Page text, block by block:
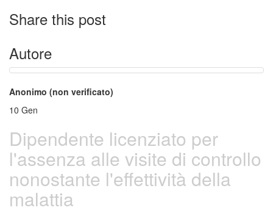
Share this post
Autore
Anonimo (non verificato)
10 Gen
Dipendente licenziato per
l'assenza alle visite di controllo
nonostante l'effettività della
malattia